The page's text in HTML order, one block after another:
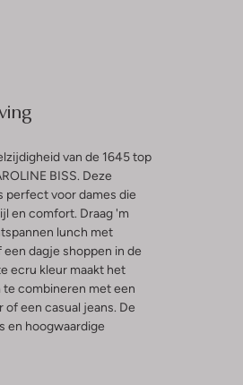
van de 1645 top
BISS. Deze
perfect voor dames die
en comfort. Draag 'm
lunch met
dagje shoppen in de
ecru kleur maakt het
te combineren met een
of een casual jeans. De
en hoogwaardige
Voeg deze must-have toe